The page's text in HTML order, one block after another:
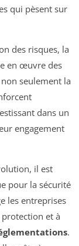
qui pèsent sur
des risques, la
en œuvre des
seulement la
dans un
engagement
il est
pour la sécurité
les entreprises
et à
.